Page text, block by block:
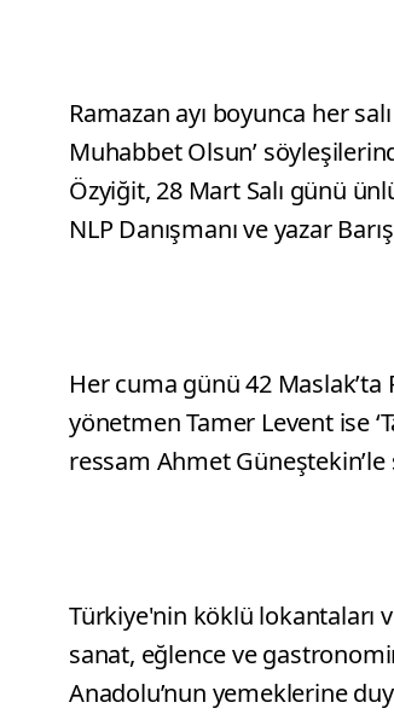
Ramazan ayı boyunca her
Muhabbet Olsun’
Özyiğit, 28 Mart Salı günü
NLP Danışmanı ve yazar
Her cuma günü 42 Maslak’ta
yönetmen Tamer Levent ise
ressam Ahmet
Türkiye'nin köklü lokantaları
sanat, eğlence ve
Anadolu’nun yemeklerine